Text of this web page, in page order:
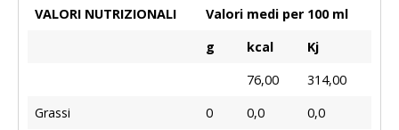
VALORI NUTRIZIONALI
Valori medi per 100 ml
g
kcal
Kj
76,00
314,00
Grassi
0 0,0
0,0